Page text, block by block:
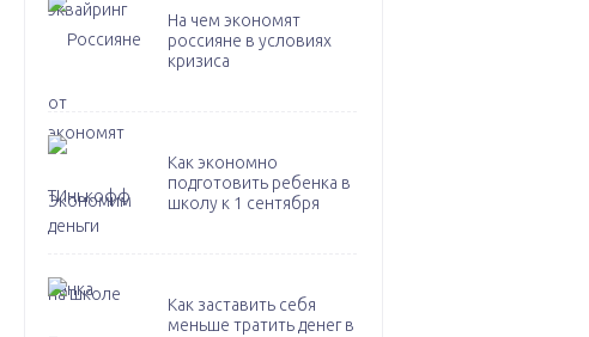
На чем экономят
россияне в условиях
кризиса
Как экономно
подготовить ребенка в
школу к 1 сентября
Как заставить себя
меньше тратить денег в